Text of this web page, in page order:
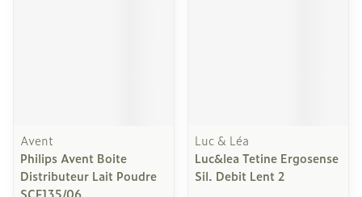
Avent
Philips Avent Boite
Distributeur Lait Poudre
SCF135/06
Luc & Léa
Luc&lea Tetine Ergosense
Sil. Debit Lent 2